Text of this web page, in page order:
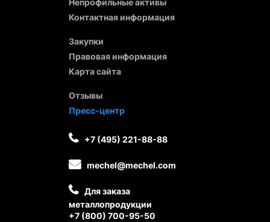
Непрофильные активы
Контактная информация
Закупки
Правовая информация
Карта сайта
Отзывы
Пресс-центр
+7 (495) 221-88-88
mechel@mechel.com
Для заказа
металлопродукции
+7 (800) 700-95-50